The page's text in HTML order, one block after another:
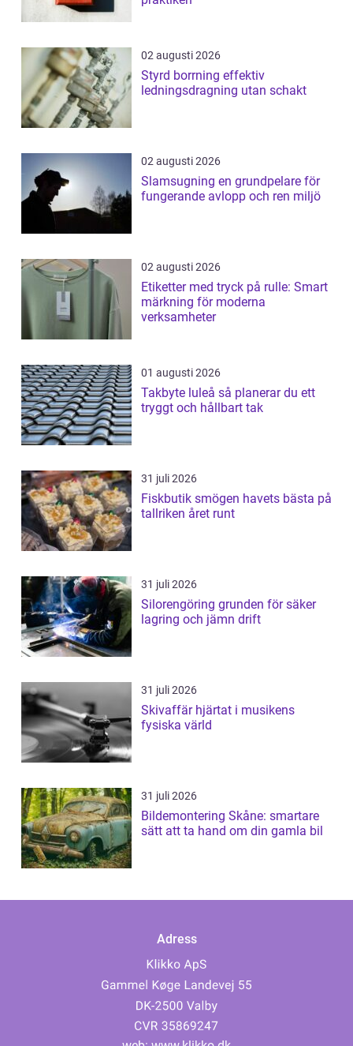
02 augusti 2026
Styrd borrning effektiv
ledningsdragning utan schakt
02 augusti 2026
Slamsugning en grundpelare för
fungerande avlopp och ren miljö
02 augusti 2026
Etiketter med tryck på rulle: Smart
märkning för moderna
verksamheter
01 augusti 2026
Takbyte luleå så planerar du ett
tryggt och hållbart tak
31 juli 2026
Fiskbutik smögen havets bästa på
tallriken året runt
31 juli 2026
Silorengöring grunden för säker
lagring och jämn drift
31 juli 2026
Skivaffär hjärtat i musikens
fysiska värld
31 juli 2026
Bildemontering Skåne: smartare
sätt att ta hand om din gamla bil
Adress